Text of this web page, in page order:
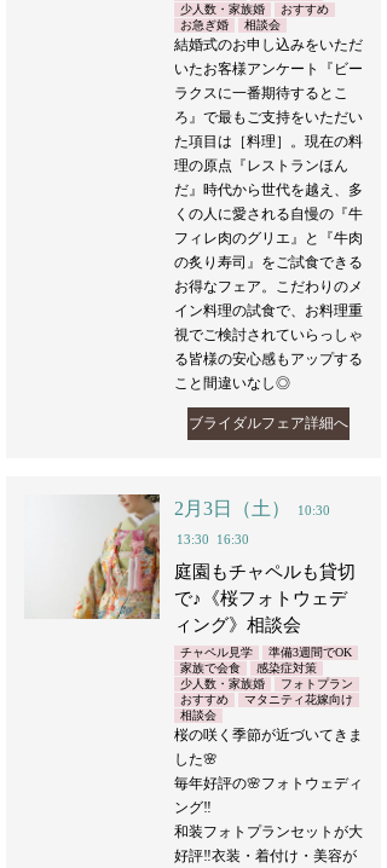
少人数・家族婚
おすすめ
お急ぎ婚
相談会
結婚式のお申し込みをいただ
いたお客様アンケート『ビー
ラクスに一番期待するとこ
ろ』で最もご支持をいただい
た項目は［料理］。現在の料
理の原点『レストランほん
だ』時代から世代を越え、多
くの人に愛される自慢の『牛
フィレ肉のグリエ』と『牛肉
の炙り寿司』をご試食できる
お得なフェア。こだわりのメ
イン料理の試食で、お料理重
視でご検討されていらっしゃ
る皆様の安心感もアップする
こと間違いなし◎
ブライダルフェア詳細へ
2月3日（土）
10:30
13:30
16:30
庭園もチャペルも貸切
で♪《桜フォトウェデ
ィング》相談会
チャペル見学
準備3週間でOK
家族で会食
感染症対策
少人数・家族婚
フォトプラン
おすすめ
マタニティ花嫁向け
相談会
桜の咲く季節が近づいてきま
した🌸
毎年好評の🌸フォトウェディ
ング‼︎
和装フォトプランセットが大
好評‼︎衣装・着付け・美容が